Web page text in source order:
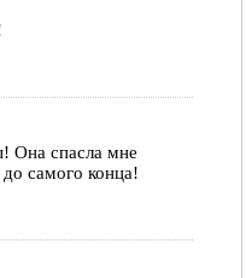
Она спасла мне
самого конца!